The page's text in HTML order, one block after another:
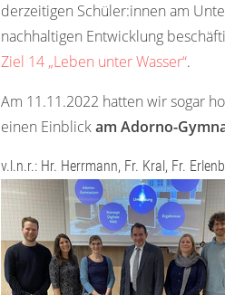
derzeitigen Schüler:innen am
nachhaltigen Entwicklung
Ziel 14 „Leben unter Wasser“.
Am 11.11.2022 hatten wir sogar
einen Einblickam Adorno-
v.l.n.r.: Hr. Herrmann, Fr. Kral, Fr.